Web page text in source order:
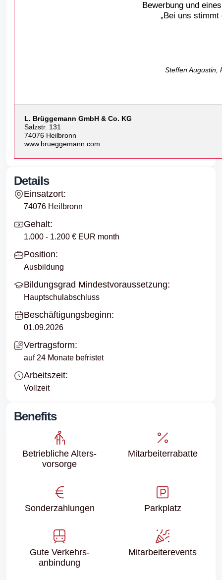
Bewerbung und
„Bei uns stimmt
Steffen Augustin,
L. Brüggemann GmbH & Co. KG
Salzstr. 131
74076 Heilbronn
www.brueggemann.com
Details
Einsatzort:
74076 Heilbronn
Gehalt:
1.000 - 1.200 € EUR month
Position:
Ausbildung
Bildungsgrad Mindestvoraussetzung:
Hauptschulabschluss
Beschäftigungsbeginn:
01.09.2026
Vertragsform:
auf 24 Monate befristet
Arbeitszeit:
Vollzeit
Benefits
Betriebliche Alters­
vorsorge
Mitarbeiter­rabatte
Sonder­zahlungen Parkplatz
Gute Verkehrs­
anbindung
Mitarbeiter­events